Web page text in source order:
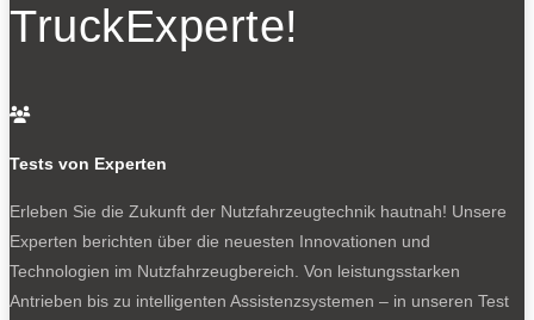
TruckExperte!

Tests von Experten
Erleben Sie die Zukunft der Nutzfahrzeugtechnik hautnah! Unsere
Experten berichten über die neuesten Innovationen und
Technologien im Nutzfahrzeugbereich. Von leistungsstarken
Antrieben bis zu intelligenten Assistenzsystemen – in unseren Test